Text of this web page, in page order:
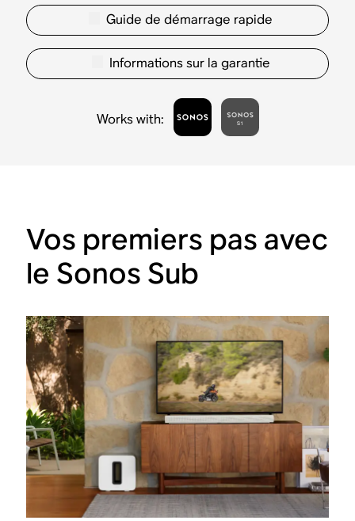
Guide de démarrage rapide
Informations sur la garantie
Works with:
Vos premiers pas avec
le Sonos Sub